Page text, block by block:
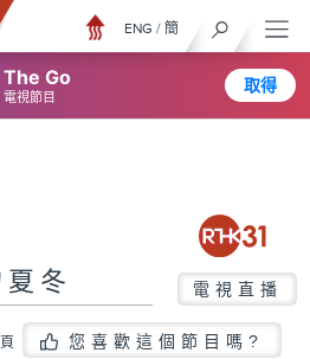
The Go
視節目
取得
ENG / 簡
冬 電視直播
您喜歡這個節目嗎?